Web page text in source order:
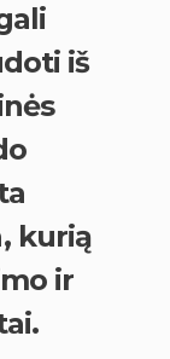
iš
kurią
ir